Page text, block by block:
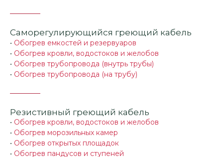
Саморегулирующийся греющий кабель
• Обогрев емкостей и резервуаров
• Обогрев кровли, водостоков и желобов
• Обогрев трубопровода (внутрь трубы)
• Обогрев трубопровода (на трубу)
Резистивный греющий кабель
• Обогрев кровли, водостоков и желобов
• Обогрев морозильных камер
• Обогрев открытых площадок
• Обогрев пандусов и ступеней